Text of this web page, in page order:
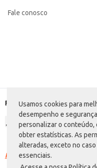
Usamos cookies para
desempenho e
personalizar o conteúdo,
obter estatísticas. As
alteradas, exceto no
essenciais.
Fale conosco
Formas de pagamento
Racismo é crime. Denuncie.